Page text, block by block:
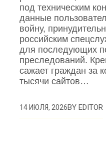
под техническим
данные
войну,
российским
для последующих
преследований.
сажает граждан за
тысячи сайтов…
14 ИЮЛЯ, 2026BYEDITOR